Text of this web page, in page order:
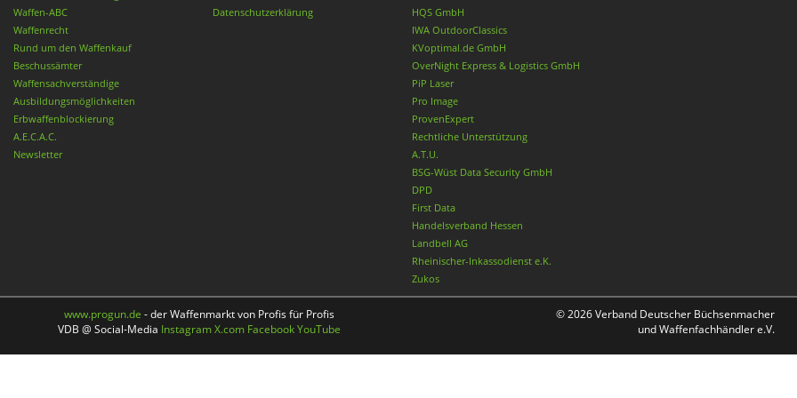
Waffen-ABC
Waffenrecht
Rund um den Waffenkauf
Beschussämter
Waffensachverständige
Ausbildungsmöglichkeiten
Erbwaffenblockierung
A.E.C.A.C.
Newsletter
Datenschutzerklärung
HQS GmbH
IWA OutdoorClassics
KVoptimal.de GmbH
OverNight Express & Logistics GmbH
PiP Laser
Pro Image
ProvenExpert
Rechtliche Unterstützung
A.T.U.
BSG-Wüst Data Security GmbH
DPD
First Data
Handelsverband Hessen
Landbell AG
Rheinischer-Inkassodienst e.K.
Zukos
www.progun.de - der Waffenmarkt von Profis für Profis
VDB @ Social-Media InstagramX.com FacebookYouTube
© 2026 Verband Deutscher Büchsenmacher
und Waffenfachhändler e.V.